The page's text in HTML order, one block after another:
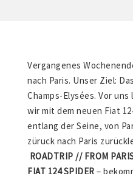
Vergangenes
nach Paris. Unser Ziel:
Champs-Elysées. Vor
wir mit dem neuen Fiat
entlang der Seine, von
züruck nach Paris
ROADTRIP // FROM
FIAT 124 SPIDER –